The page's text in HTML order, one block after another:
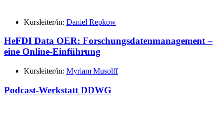
Kursleiter/in: Daniel Repkow
HeFDI Data OER: Forschungsdatenmanagement –
eine Online-Einführung
Kursleiter/in: Myriam Musolff
Podcast-Werkstatt DDWG